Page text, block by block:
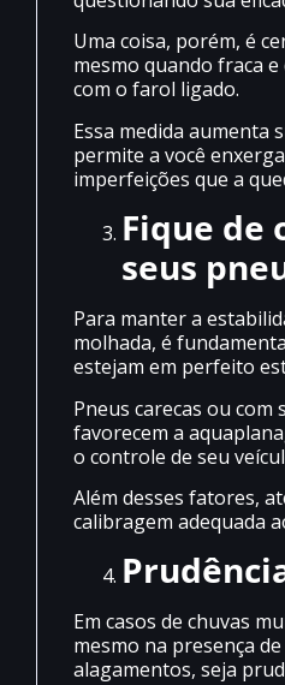
Uma coisa, porém, é
mesmo quando fraca
com o farol ligado.
Essa medida aumenta
permite a você
imperfeições que a
Fique de
seus
Para manter a
molhada, é
estejam em perfeito
Pneus carecas ou com
favorecem a
o controle de seu
Além desses fatores,
calibragem adequada
Em casos de chuvas
mesmo na presença
alagamentos, seja